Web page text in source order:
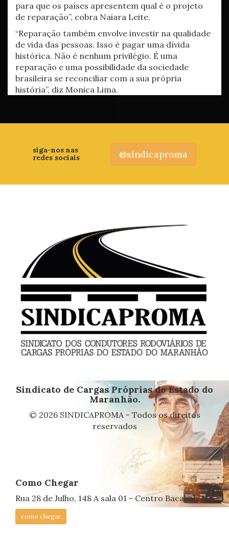
para que os países apresentem qual é o projeto
de reparação”, cobra Naiara Leite.
“Reparação também envolve investir na qualidade
de vida das pessoas. Isso é pagar uma dívida
histórica. Não é nenhum privilégio. É uma
reparação e uma possibilidade da sociedade
brasileira se reconciliar com a sua própria
história”, diz Monica Lima.
siga-nos nas
redes sociais
@sindicaproma
Sindicato de Cargas Próprias do Estado do
Maranhão.
© 2026 SINDICAPROMA - Todos os direitos
reservados
Como Chegar
Rua 28 de Julho, 148 A sala 01 - Centro Bacabal/MA
como chegar